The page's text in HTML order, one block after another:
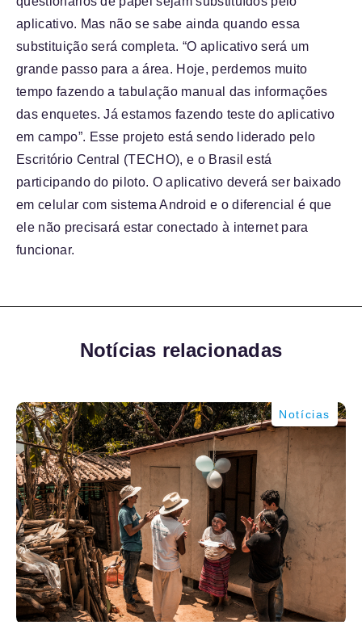
aplicativo. Mas não se sabe ainda quando essa
substituição será completa. “O aplicativo será um
grande passo para a área. Hoje, perdemos muito
tempo fazendo a tabulação manual das informações
das enquetes. Já estamos fazendo teste do aplicativo
em campo”. Esse projeto está sendo liderado pelo
Escritório Central (TECHO), e o Brasil está
participando do piloto. O aplicativo deverá ser baixado
em celular com sistema Android e o diferencial é que
ele não precisará estar conectado à internet para
funcionar.
Notícias relacionadas
Notícias